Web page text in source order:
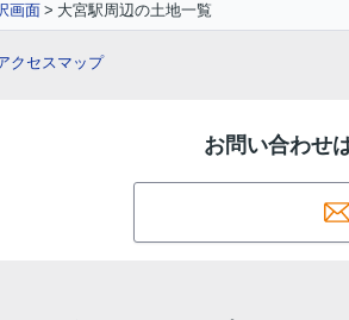
画面 大宮駅周辺の土地一覧
クセスマップ
お問い合わせ